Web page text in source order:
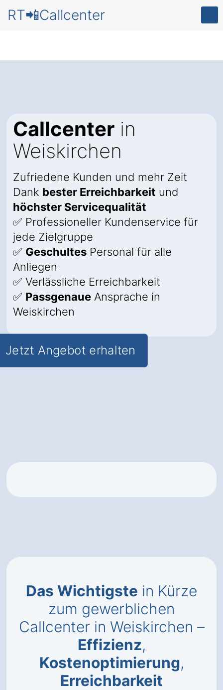
RT📲Callcenter
Callcenter in
Weiskirchen
Zufriedene Kunden und mehr Zeit
Dank bester Erreichbarkeit und
höchster Servicequalität
✅ Professioneller Kundenservice für
jede Zielgruppe
✅ Geschultes Personal für alle
Anliegen
✅ Verlässliche Erreichbarkeit
✅ Passgenaue Ansprache in
Weiskirchen
Jetzt Angebot erhalten
Das Wichtigste in Kürze
zum gewerblichen
Callcenter in Weiskirchen –
Effizienz,
Kostenoptimierung,
Erreichbarkeit